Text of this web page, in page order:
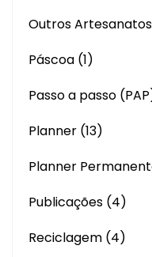
Outros Artesanatos
Páscoa (1)
Passo a passo
Planner (13)
Planner
Publicações (4)
Reciclagem (4)